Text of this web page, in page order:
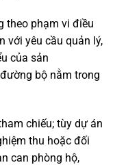
theo phạm vi điều
với yêu cầu quản lý,
của sản
bộ nằm trong
chiếu; tùy dự án
thu hoặc đối
can phòng hộ,